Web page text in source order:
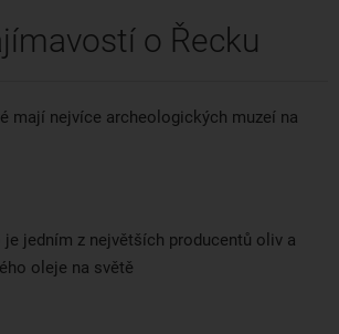
o Řecku
mají nejvíce archeologických muzeí na
je jedním z největších producentů oliv a
oleje na světě